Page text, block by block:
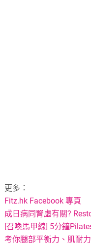
更多：
Fitz.hk Facebook 專頁
成日病同腎虛有關?
[召喚馬甲線] 5分鐘
考你腿部平衡力、肌耐